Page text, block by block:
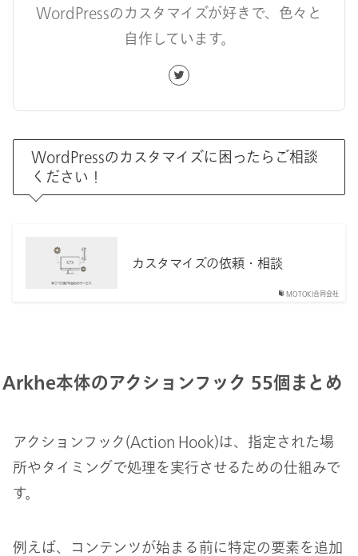
WordPressのカスタマイズが好きで、色々と
自作しています。
WordPressのカスタマイズに困ったらご相談
ください！
MOTOKI合同会社
カスタマイズの依頼・相談
Arkhe本体のアクションフック 55個まとめ
アクションフック(Action Hook)は、指定された場
所やタイミングで処理を実行させるための仕組みで
す。
例えば、コンテンツが始まる前に特定の要素を追加